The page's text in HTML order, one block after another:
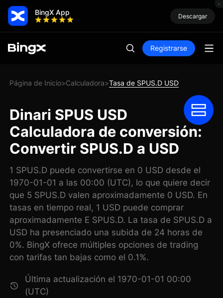
BingX App Descargar
Registrarse
Página de Inicio>Calculadora>Tasa de SPUS.D USD
Dinari SPUS USD
Calculadora de conversión:
Convertir SPUS.D a USD
1 SPUS.D puede convertirse en 0 USD desde el
1970-01-01 a las 00:00 (UTC), lo que quiere decir
que 5 SPUS.D valen aproximadamente 0 USD. En
tasas en tiempo real, 1 USD puede comprar
aproximadamente E SPUS.D. La tasa de SPUS.D a
USD ha presenciado una subida de 24 horas de
0%. BingX ofrece múltiples opciones de trading
con tarifas tan bajas como el 0.1%.
Última actualización el 1970-01-01 00:00
(UTC)